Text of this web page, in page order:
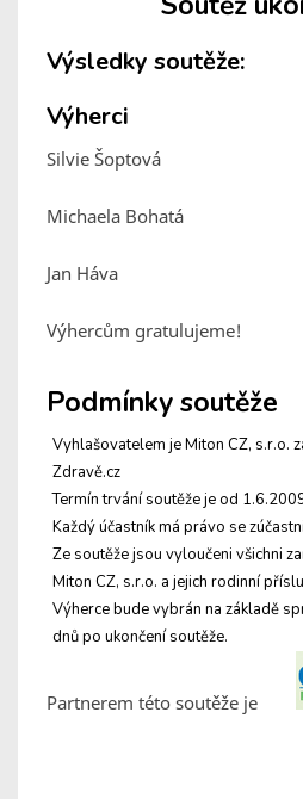
Výsledky soutěže:
Výherci
Silvie Šoptová
Michaela Bohatá
Jan Háva
Výhercům gratulujeme!
Podmínky soutěže
Vyhlašovatelem je Miton CZ, s.r.o.
Zdravě.cz
Termín trvání soutěže je od
Každý účastník má právo se
Ze soutěže jsou vyloučeni všichni
Miton CZ, s.r.o. a jejich rodinní
Výherce bude vybrán na základě
dnů po ukončení soutěže.
Partnerem této soutěže je